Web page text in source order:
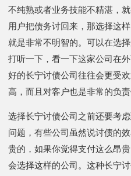
不纯熟或者业务技能不精湛，
用户把债务讨回来，那选择这
就是非常不明智的。可以在选
打听一下，看一下这家公司在
好的长宁讨债公司往往会更受
高，而且对客户也是非常的负责
选择长宁讨债公司之前还要考
问题，有些公司虽然说讨债的
贵的，如果你觉得支付这么昂
会选择这样的公司。这种长宁